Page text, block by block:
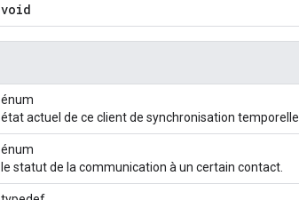
void
énum
état actuel de ce client de synchronisation temporelle
énum
le statut de la communication à un certain contact.